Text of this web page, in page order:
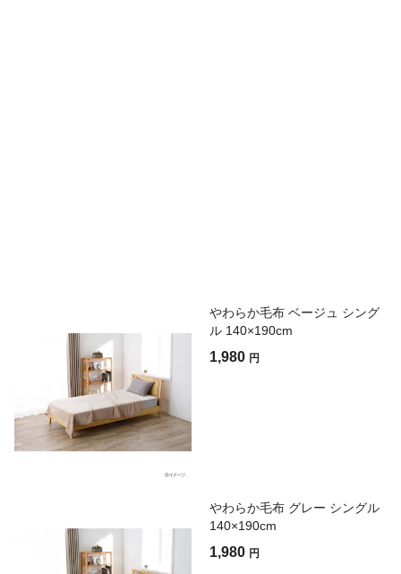
やわらか毛布 ベージュ シング
ル 140×190cm
1,980 円
やわらか毛布 グレー シングル
140×190cm
1,980 円